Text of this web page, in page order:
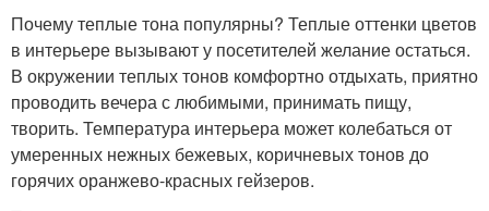
Почему теплые тона популярны? Теплые оттенки цветов
в интерьере вызывают у посетителей желание остаться.
В окружении теплых тонов комфортно отдыхать, приятно
проводить вечера с любимыми, принимать пищу,
творить. Температура интерьера может колебаться от
умеренных нежных бежевых, коричневых тонов до
горячих оранжево-красных гейзеров.